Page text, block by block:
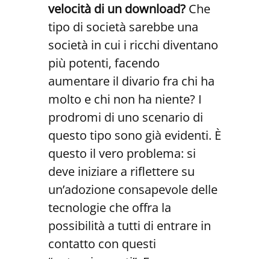
velocità di un download? Che
tipo di società sarebbe una
società in cui i ricchi diventano
più potenti, facendo
aumentare il divario fra chi ha
molto e chi non ha niente? I
prodromi di uno scenario di
questo tipo sono già evidenti. È
questo il vero problema: si
deve iniziare a riflettere su
un’adozione consapevole delle
tecnologie che offra la
possibilità a tutti di entrare in
contatto con questi